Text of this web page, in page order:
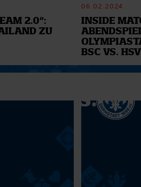
2.0“:
ZU
06.02.2024
INSIDE
BSC VS. HSV